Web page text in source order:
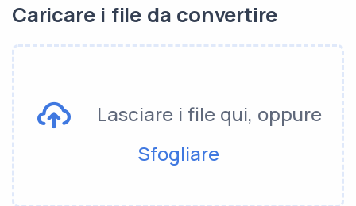
Caricare i file da convertire
Lasciare i file qui, oppure
Sfogliare